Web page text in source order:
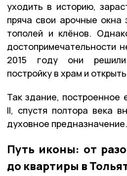
уходить в историю,
пряча свои арочные окна
тополей и клёнов.
достопримечательности
2015 году они решили
постройку в храм и
Так здание, построенное
II, спустя полтора века
духовное предназначение.
Путь иконы: от
до квартиры в